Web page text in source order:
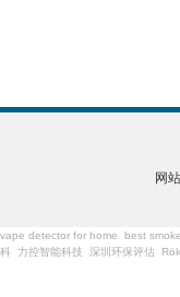
网
vape detector for home best
科
力控智能科技 深圳环保评估